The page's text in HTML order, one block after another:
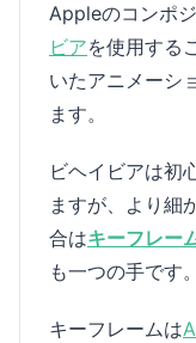
Appleのコンポ
ビアを使用する
いたアニメーシ
ます。
ビヘイビアは初
ますが、より細
合はキーフレー
も一つの手です。
キーフレームは